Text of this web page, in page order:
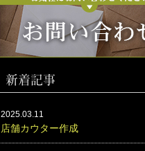
新着記事
2025.03.11
店舗カウター作成